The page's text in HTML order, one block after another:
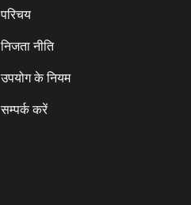
परिचय
निजता नीति
उपयोग के नियम
सम्पर्क करें